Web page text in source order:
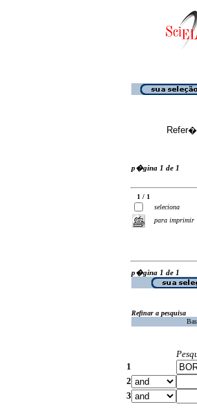
p�gina 1 de 1
1 / 1
seleciona
para imprimir
p�gina 1 de 1
Refinar a pesquisa
1
2
3